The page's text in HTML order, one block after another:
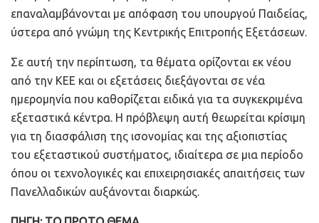
επαναλαμβάνονται με απόφαση του υπουργού Παιδείας,
ύστερα από γνώμη της Κεντρικής Επιτροπής Εξετάσεων.
Σε αυτή την περίπτωση, τα θέματα ορίζονται εκ νέου
από την ΚΕΕ και οι εξετάσεις διεξάγονται σε νέα
ημερομηνία που καθορίζεται ειδικά για τα συγκεκριμένα
εξεταστικά κέντρα. Η πρόβλεψη αυτή θεωρείται κρίσιμη
για τη διασφάλιση της ισονομίας και της αξιοπιστίας
του εξεταστικού συστήματος, ιδιαίτερα σε μια περίοδο
όπου οι τεχνολογικές και επιχειρησιακές απαιτήσεις των
Πανελλαδικών αυξάνονται διαρκώς.